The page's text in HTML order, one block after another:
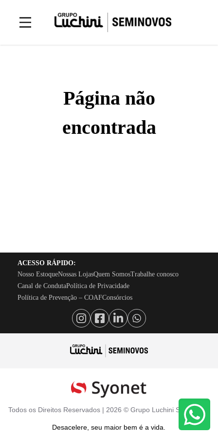
Página não
encontrada
ACESSO RÁPIDO:
Nosso EstoqueNossas LojasQuem SomosTrabalhe conosco
Canal de CondutaPolítica de Privacidade
Política de Prevenção – COAFConsórcios
Todos os Direitos Reservados | 2026 © Grupo Luchini Seminovos
Desacelere, seu maior bem é a vida.